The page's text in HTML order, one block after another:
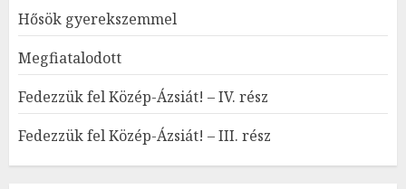
Hősök gyerekszemmel
Megfiatalodott
Fedezzük fel Közép-Ázsiát! – IV. rész
Fedezzük fel Közép-Ázsiát! – III. rész